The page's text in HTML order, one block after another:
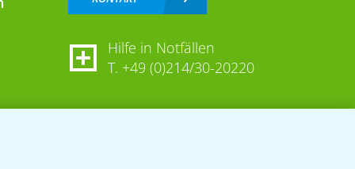
Hilfe in Notfällen
T. +49 (0)214/30-20220